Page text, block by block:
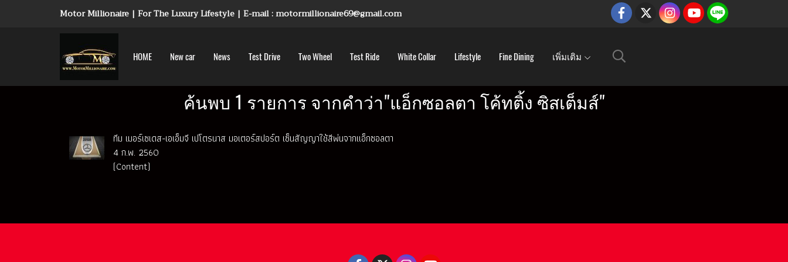
Motor Millionaire | For The Luxury Lifestyle | E-mail : motormillionaire69@gmail.com
HOME New car News Test Drive Two Wheel Test Ride White Collar Lifestyle Fine Dining เพิ่มเติม
ค้นพบ 1 รายการ จากคำว่า"แอ็กซอลตา โค้ทติ้ง ซิสเต็มส์"
ทีม เมอร์เซเดส-เอเอ็มจี เปโตรนาส มอเตอร์สปอร์ต เซ็นสัญญาใช้สีพ่นจากแอ็กซอลตา
4 ก.พ. 2560
(Content)